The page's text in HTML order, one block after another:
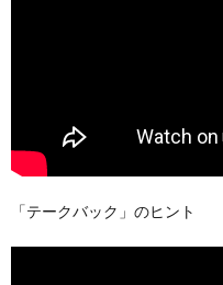
「テークバック」のヒント